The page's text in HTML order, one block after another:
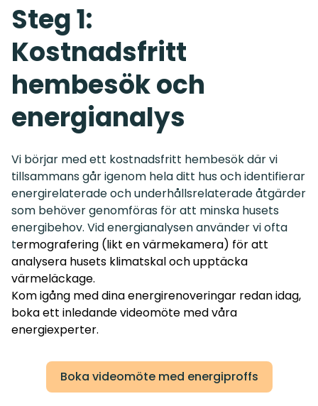
Steg 1:
Kostnadsfritt
hembesök och
energianalys
Vi börjar med ett kostnadsfritt hembesök där vi
tillsammans går igenom hela ditt hus och identifierar
energirelaterade och underhållsrelaterade åtgärder
som behöver genomföras för att minska husets
energibehov. Vid energianalysen använder vi ofta
termografering (likt en värmekamera) för att
analysera husets klimatskal och upptäcka
värmeläckage.
Kom igång med dina energirenoveringar redan idag,
boka ett inledande videomöte med våra
energiexperter.
Boka videomöte med energiproffs